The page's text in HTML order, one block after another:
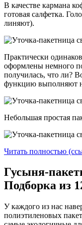
В качестве кармана
готовая салфетка.
линяют).
Практически
оформлены немного
получилась, что ли?
функцию выполняют
Небольшая простая
Читать полностью
Гусыня-
Подборка из
У каждого из нас
полиэтиленовых